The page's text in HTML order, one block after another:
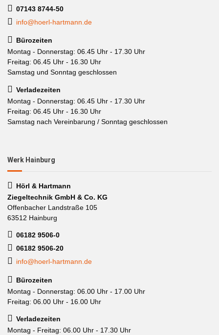
07143 8744-50
info@hoerl-hartmann.de
Bürozeiten
Montag - Donnerstag: 06.45 Uhr - 17.30 Uhr
Freitag: 06.45 Uhr - 16.30 Uhr
Samstag und Sonntag geschlossen
Verladezeiten
Montag - Donnerstag: 06.45 Uhr - 17.30 Uhr
Freitag: 06.45 Uhr - 16.30 Uhr
Samstag nach Vereinbarung / Sonntag geschlossen
Werk Hainburg
Hörl & Hartmann
Ziegeltechnik GmbH & Co. KG
Offenbacher Landstraße 105
63512 Hainburg
06182 9506-0
06182 9506-20
info@hoerl-hartmann.de
Bürozeiten
Montag - Donnerstag: 06.00 Uhr - 17.00 Uhr
Freitag: 06.00 Uhr - 16.00 Uhr
Verladezeiten
Montag - Freitag: 06.00 Uhr - 17.30 Uhr